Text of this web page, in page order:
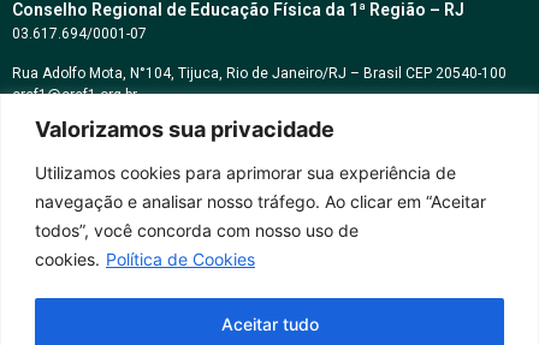
Valorizamos sua privacidade
Utilizamos cookies para aprimorar sua experiência de
navegação e analisar nosso tráfego. Ao clicar em “Aceitar
todos”, você concorda com nosso uso de
cookies. Política de Cookies
Aceitar tudo
Conselho Regional de Educação Física da 1ª Região – RJ
03.617.694/0001-07
Rua Adolfo Mota, N°104, Tijuca, Rio de Janeiro/RJ – Brasil CEP 20540-100
cref1@cref1.org.br
Assessoria de comunicação:
Horários de atendimento:
Whatsapp: (21) 2569-2398